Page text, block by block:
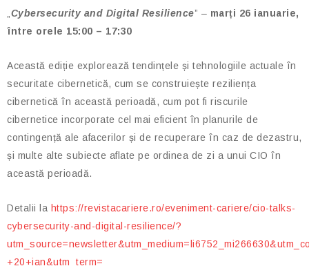
Cybersecurity and Digital Resilience” – marți 26 ianuarie,
între orele 15:00 – 17:30
Această ediție explorează tendințele și tehnologiile actuale în
securitate cibernetică, cum se construiește reziliența
cibernetică în această perioadă, cum pot fi riscurile
cibernetice incorporate cel mai eficient în planurile de
contingență ale afacerilor și de recuperare în caz de dezastru,
și multe alte subiecte aflate pe ordinea de zi a unui CIO în
această perioadă.
Detalii la https://revistacariere.ro/eveniment-cariere/cio-talks-
cybersecurity-and-digital-resilience/?
+20+ian&utm_term=